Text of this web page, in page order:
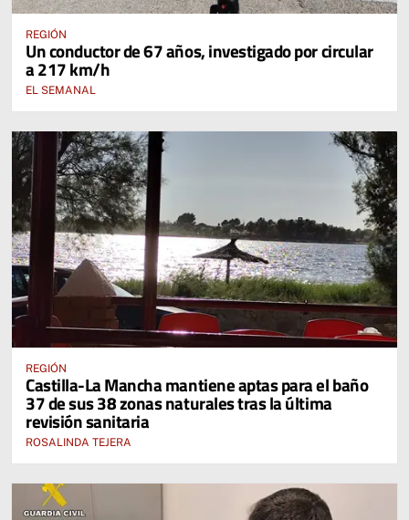
REGIÓN
Un conductor de 67 años, investigado por circular
a 217 km/h
EL SEMANAL
REGIÓN
Castilla-La Mancha mantiene aptas para el baño
37 de sus 38 zonas naturales tras la última
revisión sanitaria
ROSALINDA TEJERA